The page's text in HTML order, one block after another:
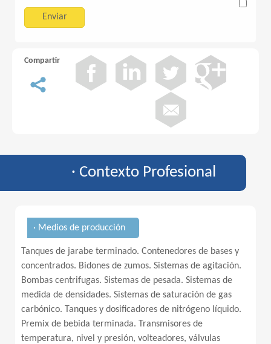
Compartir
· Contexto Profesional
· Medios de producción
Tanques de jarabe terminado. Contenedores de bases y
concentrados. Bidones de zumos. Sistemas de agitación.
Bombas centrifugas. Sistemas de pesada. Sistemas de
medida de densidades. Sistemas de saturación de gas
carbónico. Tanques y dosificadores de nitrógeno líquido.
Premix de bebida terminada. Transmisores de
temperatura, nivel y presión, volteadores, válvulas